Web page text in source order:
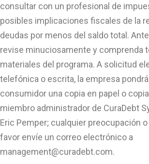
consultar con un profesional de
posibles implicaciones fiscales de la
deudas por menos del saldo total.
revise minuciosamente y comprenda
materiales del programa. A solicitud
telefónica o escrita, la empresa
consumidor una copia en papel o
miembro administrador de CuraDebt
Eric Pemper; cualquier preocupación
favor envíe un correo electrónico a
management@curadebt.com.